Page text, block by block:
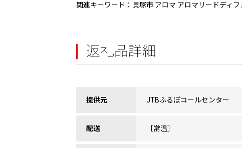
関連キーワード：貝塚市 アロマ アロマリードディ
返礼品詳細
提供元 JTBふるぽコールセンター
配送 ［常温］